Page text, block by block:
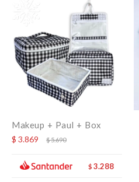
Makeup + Paul + Box
$ 3.869 $5.690
$ 3.288